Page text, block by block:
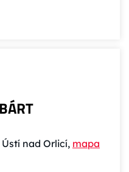
nad Orlicí, mapa